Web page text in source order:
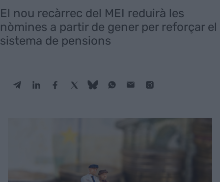
El nou recàrrec del MEI reduirà les
nòmines a partir de gener per reforçar el
sistema de pensions